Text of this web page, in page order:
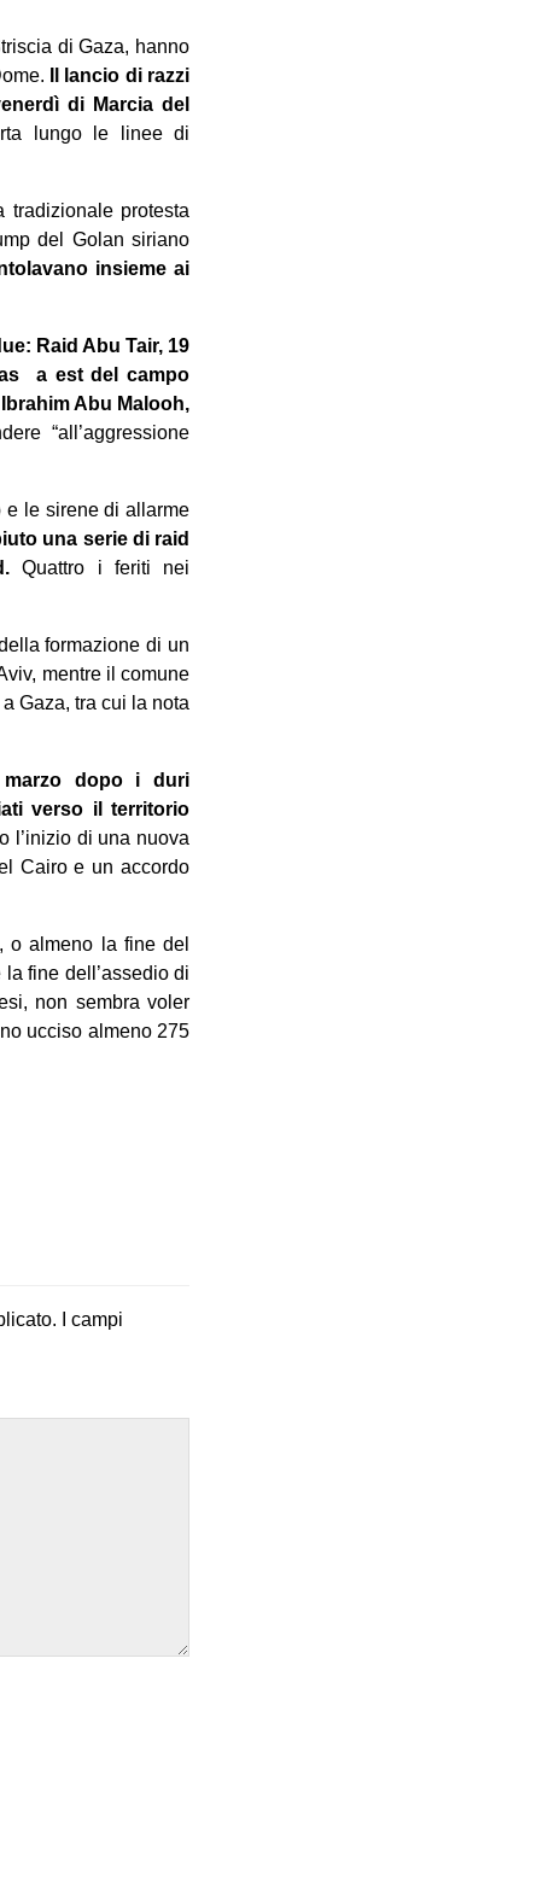
di Gaza, hanno
Il lancio di razzi
di Marcia del
lungo le linee di
tradizionale protesta
del Golan siriano
insieme ai
Raid Abu Tair, 19
a est del campo
Abu Malooh,
“all’aggressione
e le sirene di allarme
una serie di raid
Quattro i feriti nei
formazione di un
mentre il comune
Gaza, tra cui la nota
marzo dopo i duri
verso il territorio
l’inizio di una nuova
Cairo e un accordo
o almeno la fine del
fine dell’assedio di
non sembra voler
ucciso almeno 275
I campi